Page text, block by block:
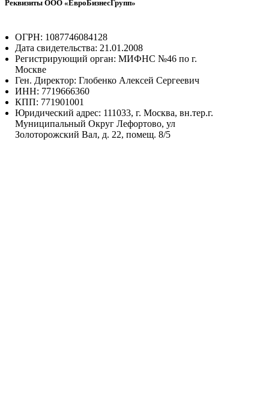
Реквизиты ООО «ЕвроБизнесГрупп»
ОГРН: 1087746084128
Дата свидетельства: 21.01.2008
Регистрирующий орган: МИФНС №46 по г.
Москве
Ген. Директор: Глобенко Алексей Сергеевич
ИНН: 7719666360
КПП: 771901001
Юридический адрес: 111033, г. Москва, вн.тер.г.
Муниципальный Округ Лефортово, ул
Золоторожский Вал, д. 22, помещ. 8/5